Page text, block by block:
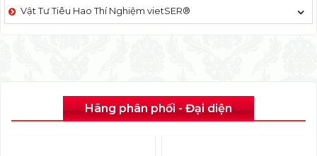
Vật Tư Tiêu Hao Thí Nghiệm vietSER®
Hãng phân phối - Đại diện